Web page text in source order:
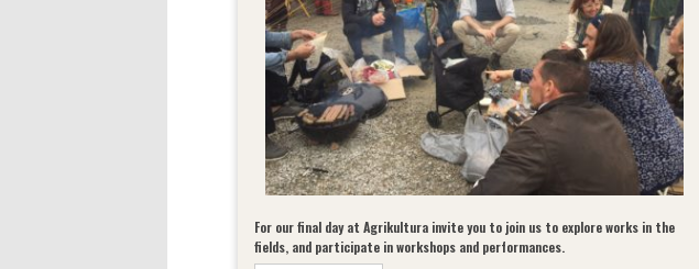
For our final day at Agrikultura invite you to join us to explore works in the
fields, and participate in workshops and performances.